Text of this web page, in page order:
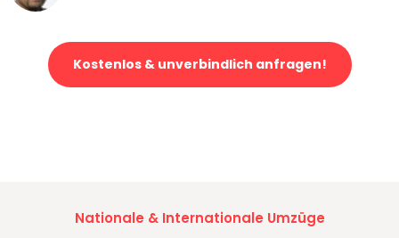
Kostenlos & unverbindlich anfragen!
Nationale & Internationale Umzüge